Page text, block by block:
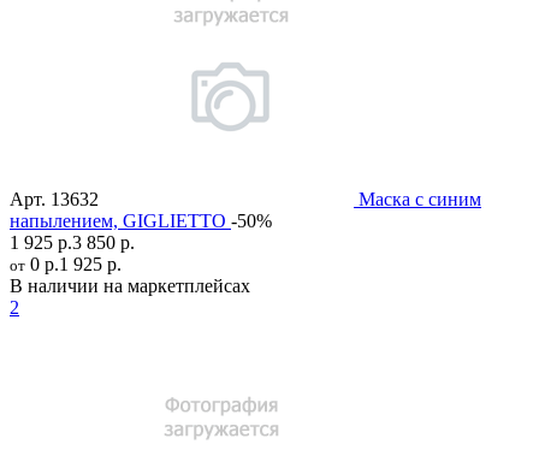
Арт. 13632
Маска с синим
напылением, GIGLIETTO -50%
1 925 р.3 850 р.
от 0 р.1 925 р.
В наличии на маркетплейсах
2